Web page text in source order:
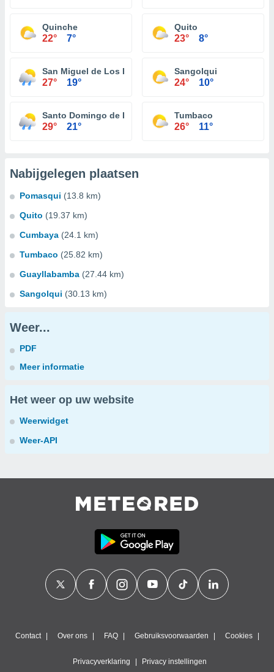
Quinche
22° 7°
Quito
23° 8°
San Miguel de Los Bancos
27° 19°
Sangolqui
24° 10°
Santo Domingo de Los Colorados
29° 21°
Tumbaco
26° 11°
Nabijgelegen plaatsen
Pomasqui (13.8 km)
Quito (19.37 km)
Cumbaya (24.1 km)
Tumbaco (25.82 km)
Guayllabamba (27.44 km)
Sangolqui (30.13 km)
Weer...
PDF
Meer informatie
Het weer op uw website
Weerwidget
Weer-API
Contact Over ons FAQ Gebruiksvoorwaarden Cookies
Privacyverklaring Privacy instellingen